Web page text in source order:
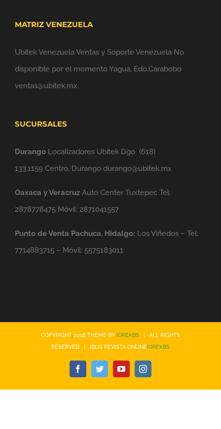
MATRIZ VENEZUELA
Ubitek Venezuela Ventas y Soporte Venezuela No
disponible por el momento Yagua, Edo.Carabobo
ventas@ubitek.mx
SUCURSALES
Durango Localizadores Ubitek Dgo (618)
133.1159 Centro, Durango durango@ubitek.mx
Oaxaca y Veracruz Auto Center Tuxtepec Tel:
2878778475 Móvil: 2871041557
Punto de Venta Pachuca. Hidalgo: Los Viñedos – Tel:
7714883715 – Móvil: 5575183011
COPYRIGHT 2018 THEME BY IOREKBS | ALL RIGHTS
RESERVED | IBLIS REVISTA ONLINEIOREKBS
FacebookTwitterYouTubeInstagram